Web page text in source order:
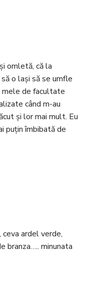
omletă, că la
o laşi să se umfle
mele de facultate
când m-au
şi lor mai mult. Eu
puţin îmbibată de
ceva ardel verde,
branza….. minunata